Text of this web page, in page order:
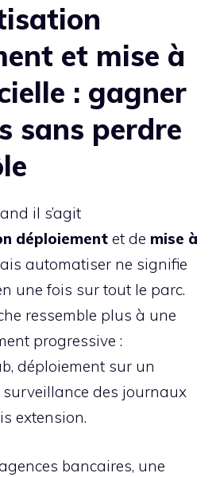
et mise à
: gagner
sans perdre
il s’agit
déploiement et de mise à
automatiser ne signifie
une fois sur tout le parc.
ressemble plus à une
progressive :
déploiement sur un
des journaux
extension.
bancaires, une